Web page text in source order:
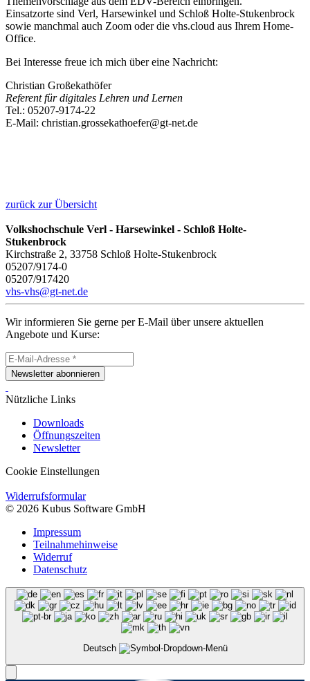
Einsatzorte sind Verl, Harsewinkel und Schloß Holte-Stukenbrock
sowie manchmal auch Zoom oder die vhs.cloud aus Ihrem Home-
Office.
Bei Interesse freue ich mich über eine Nachricht:
Christian Großekathöfer
Referent für digitales Lehren und Lernen
Tel.: 05207-9174-22
E-Mail: christian.grossekathoefer@gt-net.de
zurück zur Übersicht
Volkshochschule Verl - Harsewinkel - Schloß Holte-
Stukenbrock
Kirchstraße 2, 33758 Schloß Holte-Stukenbrock
05207/9174-0
05207/917420
vhs-vhs@gt-net.de
Wir informieren Sie gerne per E-Mail über unsere aktuellen
Angebote und Kurse:
Newsletter abonnieren
Nützliche Links
Downloads
Öffnungszeiten
Newsletter
Cookie Einstellungen
Widerrufsformular
© 2026 Kubus Software GmbH
Impressum
Teilnahmehinweise
Widerruf
Datenschutz
Deutsch